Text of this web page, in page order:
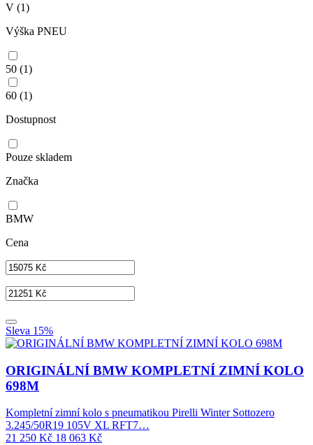
V (1)
Výška PNEU
50 (1)
60 (1)
Dostupnost
Pouze skladem
Značka
BMW
Cena
Sleva 15%
ORIGINÁLNÍ BMW KOMPLETNÍ ZIMNÍ KOLO
698M
Kompletní zimní kolo s pneumatikou Pirelli Winter Sottozero
3.245/50R19 105V XL RFT7…
21 250 Kč 18 063 Kč